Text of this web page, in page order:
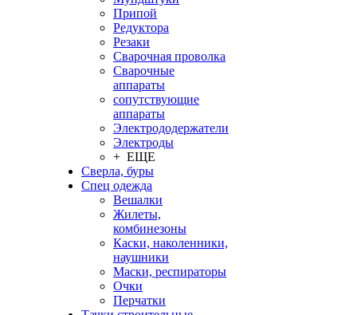
Припой
Редуктора
Резаки
Сварочная проволка
Сварочные
аппараты
сопутствующие
аппараты
Электрододержатели
Электроды
+ ЕЩЕ
Сверла, буры
Спец одежда
Вешалки
Жилеты,
комбинезоны
Каски, наколенники,
наушники
Маски, респираторы
Очки
Перчатки